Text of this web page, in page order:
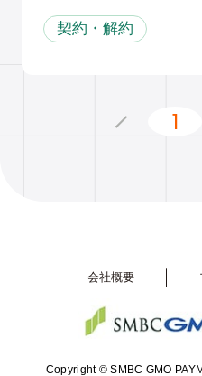
契約・解約
1
会社概要
Copyright © SMBC GMO